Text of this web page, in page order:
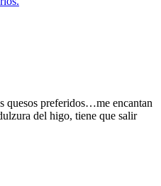
quesos preferidos…me encantan
del higo, tiene que salir